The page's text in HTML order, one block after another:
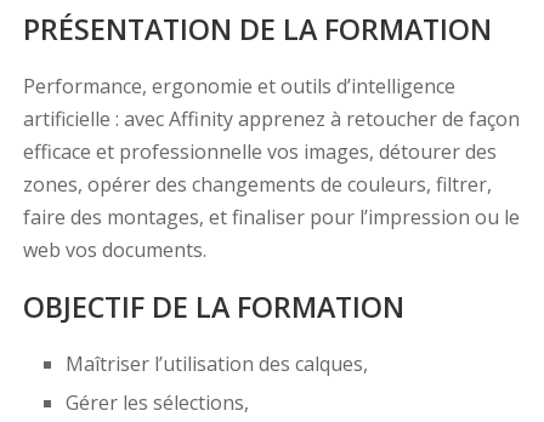
PRÉSENTATION DE LA FORMATION
Performance, ergonomie et outils d’intelligence
artificielle : avec Affinity apprenez à retoucher de façon
efficace et professionnelle vos images, détourer des
zones, opérer des changements de couleurs, filtrer,
faire des montages, et finaliser pour l’impression ou le
web vos documents.
OBJECTIF DE LA FORMATION
Maîtriser l’utilisation des calques,
Gérer les sélections,